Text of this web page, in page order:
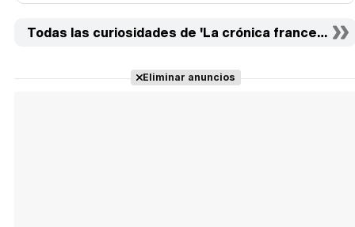
Todas las curiosidades de 'La crónica francesa
Eliminar anuncios